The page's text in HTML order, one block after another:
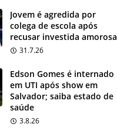
Jovem é agredida por
colega de escola após
recusar investida amorosa
31.7.26
Edson Gomes é internado
em UTI após show em
Salvador; saiba estado de
saúde
3.8.26